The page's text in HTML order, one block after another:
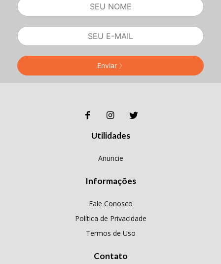
Enviar
Utilidades
Anuncie
Informações
Fale Conosco
Política de Privacidade
Termos de Uso
Contato